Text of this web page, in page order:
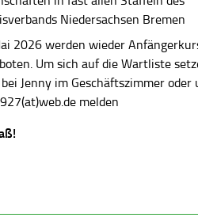
Niedersachsen Bremen
2026 werden wieder
Um sich auf die Wartliste
Jenny im Geschäftszimmer oder
melden